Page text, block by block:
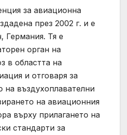
за авиационна
през 2002 г. и е
Германия. Тя е
орган на
в областта на
и отговаря за
на въздухоплавателни
на авиационния
върху прилагането на
стандарти за